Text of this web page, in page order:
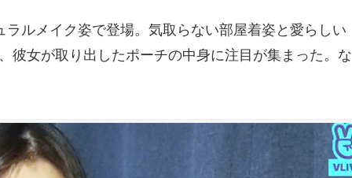
ラルメイク姿で登場。気取らない部屋着姿と愛らしい
彼女が取り出したポーチの中身に注目が集まった。な